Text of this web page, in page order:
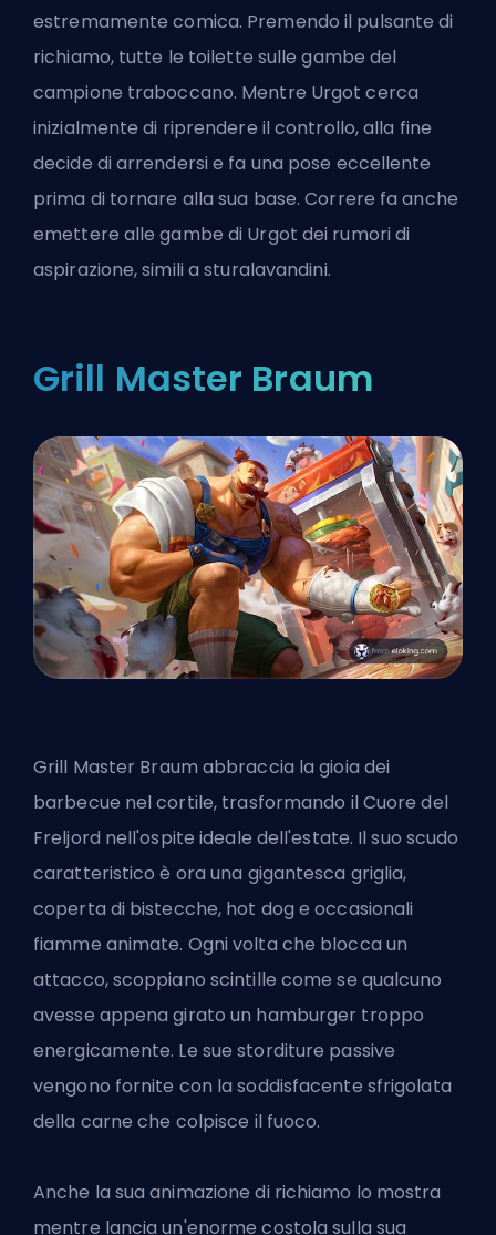
estremamente comica. Premendo il pulsante di
richiamo, tutte le toilette sulle gambe del
campione traboccano. Mentre Urgot cerca
inizialmente di riprendere il controllo, alla fine
decide di arrendersi e fa una pose eccellente
prima di tornare alla sua base. Correre fa anche
emettere alle gambe di Urgot dei rumori di
aspirazione, simili a sturalavandini.
Grill Master Braum
Grill Master Braum abbraccia la gioia dei
barbecue nel cortile, trasformando il Cuore del
Freljord nell'ospite ideale dell'estate. Il suo scudo
caratteristico è ora una gigantesca griglia,
coperta di bistecche, hot dog e occasionali
fiamme animate. Ogni volta che blocca un
attacco, scoppiano scintille come se qualcuno
avesse appena girato un hamburger troppo
energicamente. Le sue storditure passive
vengono fornite con la soddisfacente sfrigolata
della carne che colpisce il fuoco.
Anche la sua animazione di richiamo lo mostra
mentre lancia un'enorme costola sulla sua